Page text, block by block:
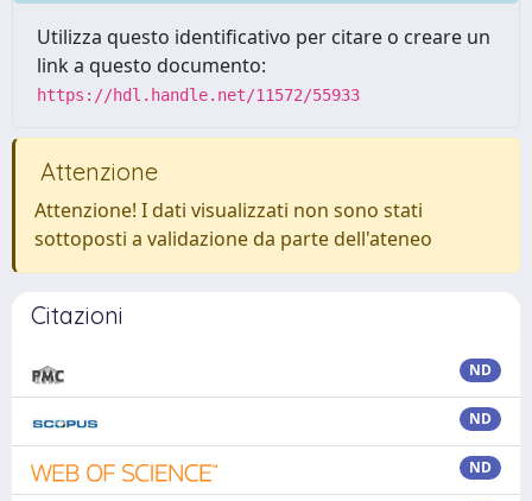
Utilizza questo identificativo per citare o creare un
link a questo documento:
https://hdl.handle.net/11572/55933
Attenzione
Attenzione! I dati visualizzati non sono stati
sottoposti a validazione da parte dell'ateneo
Citazioni
ND
ND
ND